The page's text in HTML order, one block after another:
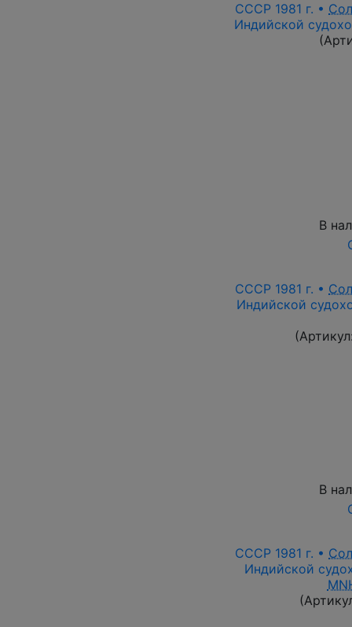
СССР 1981 г. •
Индийской
В
СССР 1981 г. •
Индийской
В
СССР 1981 г. •
Индийской